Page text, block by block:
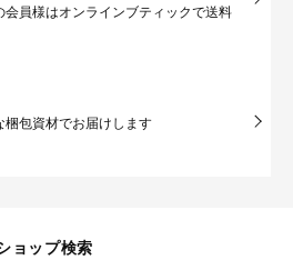
会員様はオンラインブティックで送料
梱包資材でお届けします
ョップ検索